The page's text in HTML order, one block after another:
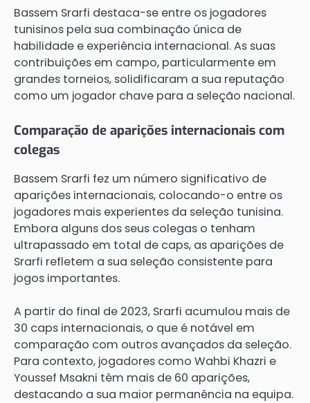
Bassem Srarfi destaca-se entre os jogadores
tunisinos pela sua combinação única de
habilidade e experiência internacional. As suas
contribuições em campo, particularmente em
grandes torneios, solidificaram a sua reputação
como um jogador chave para a seleção nacional.
Comparação de aparições internacionais com
colegas
Bassem Srarfi fez um número significativo de
aparições internacionais, colocando-o entre os
jogadores mais experientes da seleção tunisina.
Embora alguns dos seus colegas o tenham
ultrapassado em total de caps, as aparições de
Srarfi refletem a sua seleção consistente para
jogos importantes.
A partir do final de 2023, Srarfi acumulou mais de
30 caps internacionais, o que é notável em
comparação com outros avançados da seleção.
Para contexto, jogadores como Wahbi Khazri e
Youssef Msakni têm mais de 60 aparições,
destacando a sua maior permanência na equipa.